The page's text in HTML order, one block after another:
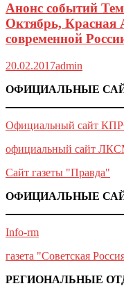
Анонс событий
Октябрь, Красная
современной
20.02.2017admin
ОФИЦИАЛЬНЫЕ
Официальный сайт
официальный сайт
Сайт газеты "Правда"
ОФИЦИАЛЬНЫЕ
Info-rm
газета "Советская
РЕГИОНАЛЬНЫЕ